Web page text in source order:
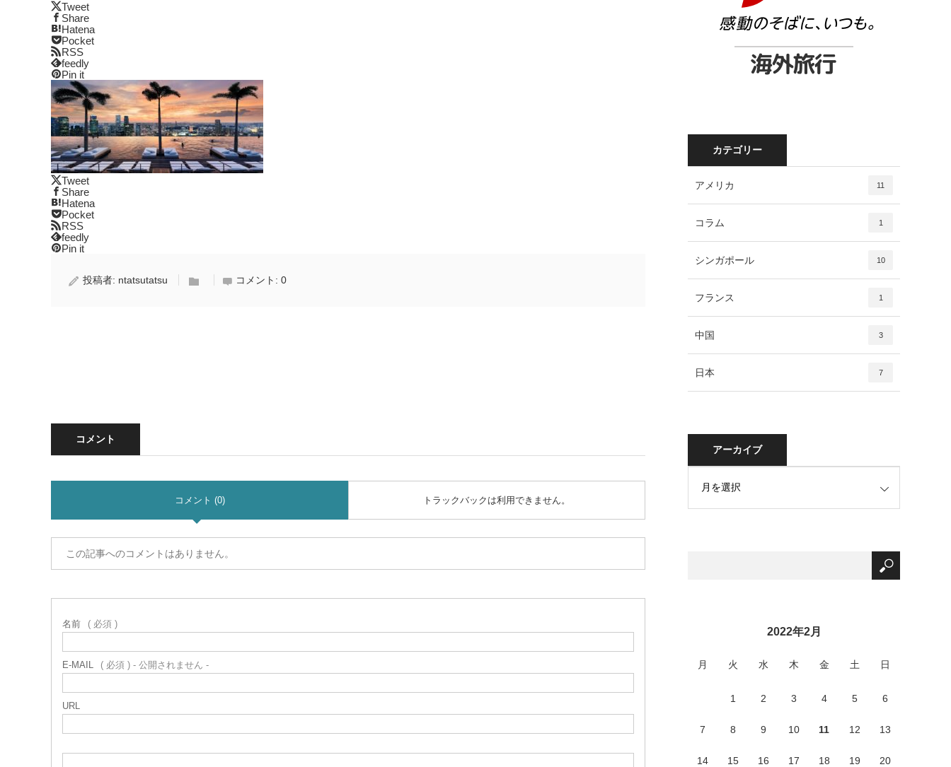
Tweet
Share
Hatena
Pocket
RSS
feedly
Pin it
Tweet
Share
Hatena
Pocket
RSS
feedly
Pin it
投稿者: ntatsutatsu コメント: 0
コメント
コメント (0) トラックバックは利用できません。
この記事へのコメントはありません。
名前 ( 必須 )
E-MAIL ( 必須 ) - 公開されません -
URL
カテゴリー
アメリカ 11
コラム 1
シンガポール 10
フランス 1
中国 3
日本 7
アーカイブ
2022年2月
月 火 水 木 金 土 日
1 2 3 4 5 6
7 8 9 10 11 12 13
14 15 16 17 18 19 20